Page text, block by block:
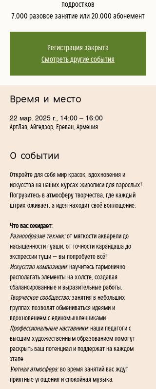
подростков
7.000 разовое занятие или 20.000 абонемент
Регистрация закрыта
Смотреть другие события
Время и место
22 мар. 2025 г., 14:00 – 16:00
АртЛав, Айгедзор, Ереван, Армения
О событии
Откройте для себя мир красок, вдохновения и
искусства на наших курсах живописи для взрослых!
Погрузитесь в атмосферу творчества, где каждый
штрих оживает, а идея находит своё воплощение.
Что вас ожидает:
Разнообразие техник: от мягкости акварели до
насыщенности гуаши, от точности карандаша до
экспрессии туши — вы попробуете всё!
Искусство композиции: научитесь гармонично
располагать элементы на холсте, создавая
сбалансированные и выразительные работы.
Творческое сообщество: занятия в небольших
группах позволят обмениваться идеями и
вдохновением с единомышленниками.
Профессиональные наставники: наши педагоги с
высшим художественным образованием помогут
раскрыть ваш потенциал и поддержат на каждом
этапе.
Уютная атмосфера: во время занятий вас ждут
приятные угощения и спокойная музыка.